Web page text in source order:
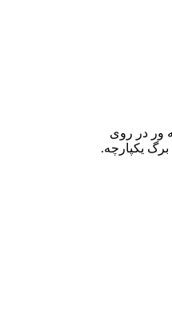
ور در روی
یکپارچه.